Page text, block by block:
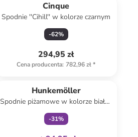
Cinque
Spodnie ''Cihill'' w kolorze czarnym
-62%
294,95 zł
Cena producenta: 782,96 zł*
Hunkemöller
Spodnie piżamowe w kolorze biało-
czarnym
-31%